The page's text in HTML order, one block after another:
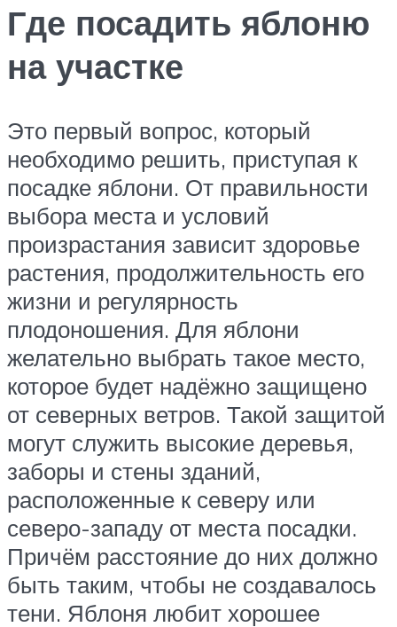
Где посадить яблоню
на участке
Это первый вопрос, который
необходимо решить, приступая к
посадке яблони. От правильности
выбора места и условий
произрастания зависит здоровье
растения, продолжительность его
жизни и регулярность
плодоношения. Для яблони
желательно выбрать такое место,
которое будет надёжно защищено
от северных ветров. Такой защитой
могут служить высокие деревья,
заборы и стены зданий,
расположенные к северу или
северо-западу от места посадки.
Причём расстояние до них должно
быть таким, чтобы не создавалось
тени. Яблоня любит хорошее